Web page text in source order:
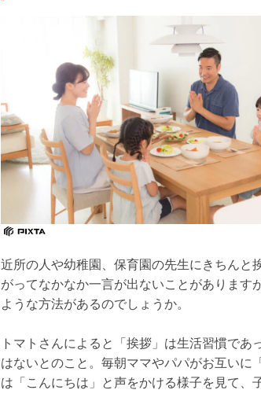
近所の人や幼稚園、保育園の先生にきちんと
がってなかなか一言が出ないことがありま
ような方法があるのでしょうか。
トマトさんによると「挨拶」は生活習慣で
はないとのこと。毎朝ママやパパがお互い
は「こんにちは」と声をかける様子を見て、